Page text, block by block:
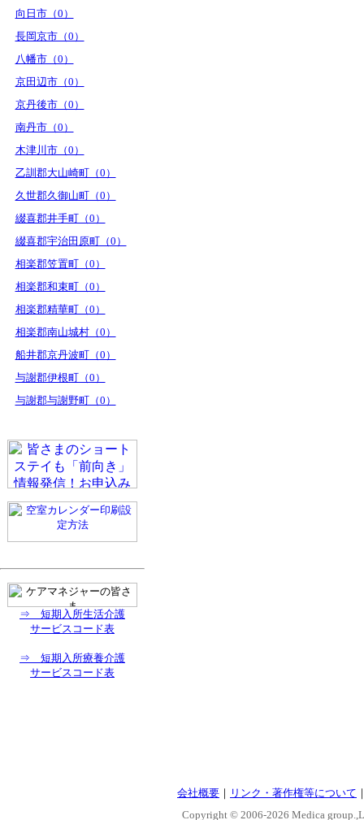
向日市（0）
長岡京市（0）
八幡市（0）
京田辺市（0）
京丹後市（0）
南丹市（0）
木津川市（0）
乙訓郡大山崎町（0）
久世郡久御山町（0）
綴喜郡井手町（0）
綴喜郡宇治田原町（0）
相楽郡笠置町（0）
相楽郡和束町（0）
相楽郡精華町（0）
相楽郡南山城村（0）
船井郡京丹波町（0）
与謝郡伊根町（0）
与謝郡与謝野町（0）
⇒ 短期入所生活介護
サービスコード表
⇒ 短期入所療養介護
サービスコード表
会社概要 ｜ リンク・著作権等について
Copyright © 2006-2026 Medica